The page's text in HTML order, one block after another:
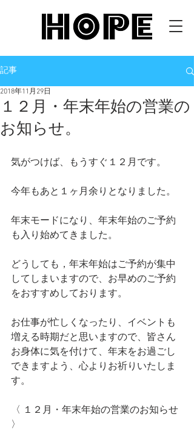
記事
１２月・年末年始の営業の
お知らせ。
2018年11月29日
気がつけば、もうすぐ１２月です。
今年もあと１ヶ月余りとなりました。
年末モードになり、年末年始のご予約
も入り始めてきました。
どうしても，年末年始はご予約が集中
してしまいますので、お早めのご予約
をおすすめしております。
お仕事が忙しくなったり、イベントも
増える時期だと思いますので、皆さん
お身体に気を付けて、年末をお過ごし
できますよう、心よりお祈りいたしま
す。
〈 １２月・年末年始の営業のお知らせ
〉